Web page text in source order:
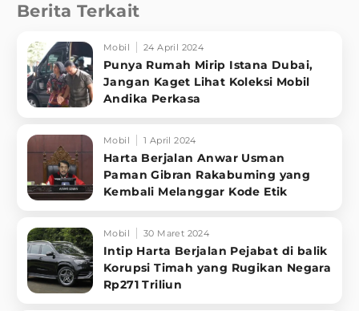
Berita Terkait
Mobil 24 April 2024
Punya Rumah Mirip Istana Dubai,
Jangan Kaget Lihat Koleksi Mobil
Andika Perkasa
Mobil 1 April 2024
Harta Berjalan Anwar Usman
Paman Gibran Rakabuming yang
Kembali Melanggar Kode Etik
Mobil 30 Maret 2024
Intip Harta Berjalan Pejabat di balik
Korupsi Timah yang Rugikan Negara
Rp271 Triliun